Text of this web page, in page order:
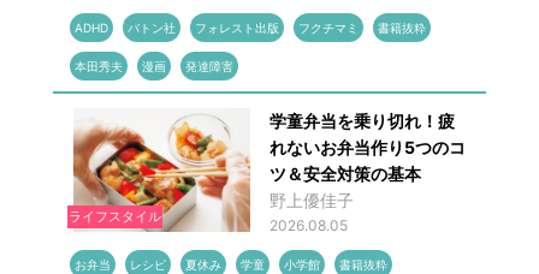
ADHD バトン社 フォレスト出版 フクチマミ 書籍抜粋
本田秀夫 漫画 発達障害
ライフスタイル
学童弁当を乗り切れ！疲
れないお弁当作り5つのコ
ツ＆安全対策の基本
野上優佳子
2026.08.05
お弁当 レシピ 夏休み 学童 小学館 書籍抜粋